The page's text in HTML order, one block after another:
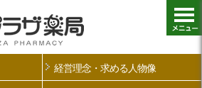
経営理念・求める人物像